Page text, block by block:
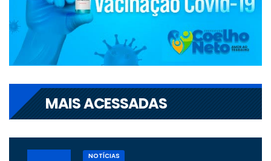
MAIS ACESSADAS
NOTÍCIAS